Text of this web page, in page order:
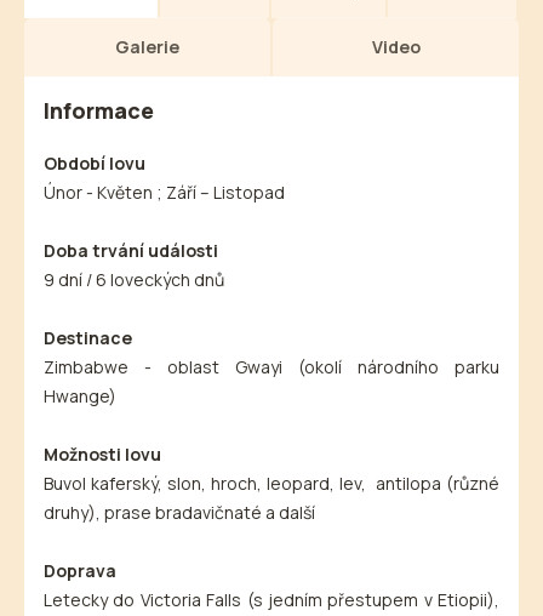
Galerie Video
Informace
Období lovu
Únor - Květen ; Září – Listopad
Doba trvání události
9 dní / 6 loveckých dnů
Destinace
Zimbabwe - oblast Gwayi (okolí národního parku
Hwange)
Možnosti lovu
Buvol kaferský, slon, hroch, leopard, lev, antilopa (různé
druhy), prase bradavičnaté a další
Doprava
Letecky do Victoria Falls (s jedním přestupem v Etiopii),